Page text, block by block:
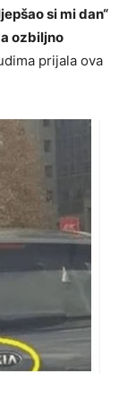
si mi dan“
ozbiljno
prijala ova